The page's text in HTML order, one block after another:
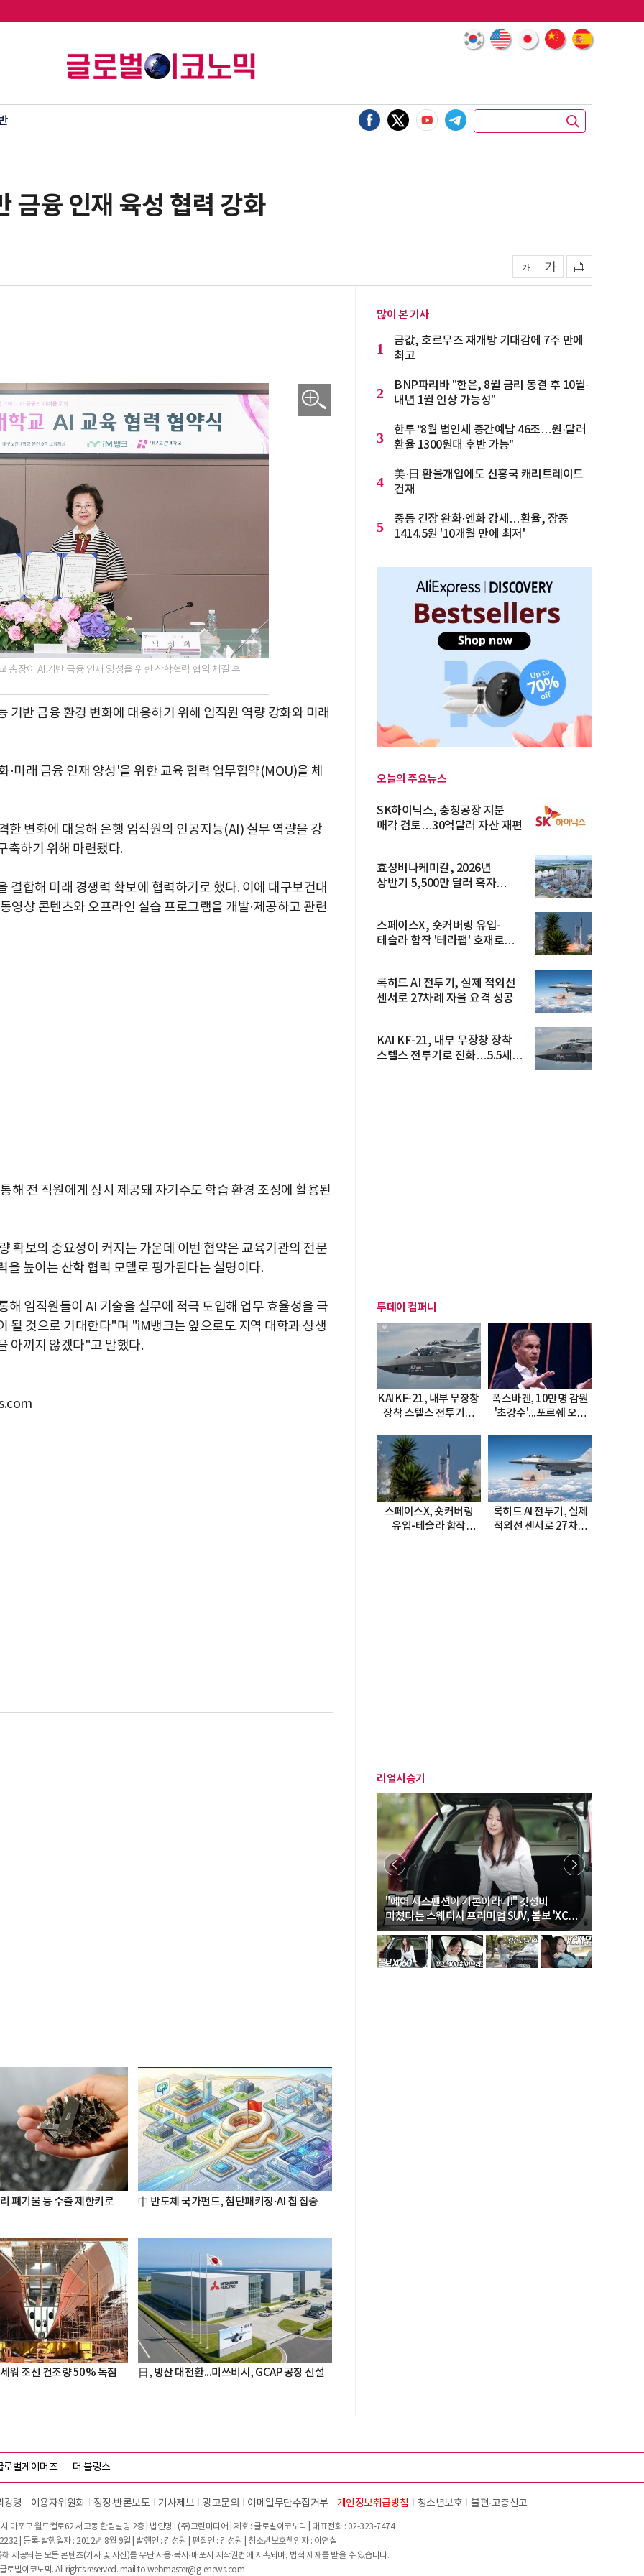
금융 인재 육성 협력 강화
총장이 AI 기반 금융 인재 양성을 위한 산학협력 협약 체결 후
반 금융 환경 변화에 대응하기 위해 임직원 역량 강화와 미래
미래 금융 인재 양성'을 위한 교육 협력 업무협약(MOU)을 체
한 변화에 대응해 은행 임직원의 인공지능(AI) 실무 역량을 강
축하기 위해 마련됐다.
결합해 미래 경쟁력 확보에 협력하기로 했다. 이에 대구보건대
영상 콘텐츠와 오프라인 실습 프로그램을 개발·제공하고 관련
해 전 직원에게 상시 제공돼 자기주도 학습 환경 조성에 활용된
확보의 중요성이 커지는 가운데 이번 협약은 교육기관의 전문
높이는 산학 협력 모델로 평가된다는 설명이다.
임직원들이 AI 기술을 실무에 적극 도입해 업무 효율성을 극
될 것으로 기대한다"며 "iM뱅크는 앞으로도 지역 대학과 상생
아끼지 않겠다"고 말했다.
폐기물 등 수출 제한키로 中 반도체 국가펀드, 첨단패키징·AI 칩 집중
워 조선 건조량 50% 독점 日, 방산 대전환...미쓰비시, GCAP 공장 신설
많이 본 기사
1
금값, 호르무즈 재개방 기대감에 7주 만에
최고
2
BNP파리바 "한은, 8월 금리 동결 후 10월·
내년 1월 인상 가능성"
3
한투 “8월 법인세 중간예납 46조…원·달러
환율 1300원대 후반 가능”
4
美·日 환율개입에도 신흥국 캐리트레이드
건재
5
중동 긴장 완화·엔화 강세…환율, 장중
1414.5원 '10개월 만에 최저'
오늘의 주요뉴스
SK하이닉스, 충칭공장 지분
매각 검토…30억달러 자산 재편
효성비나케미칼, 2026년
상반기 5,500만 달러 흑자
스페이스X, 숏커버링 유입-
테슬라 합작 '테라팹' 호재로
록히드 AI 전투기, 실제 적외선
센서로 27차례 자율 요격 성공
KAI KF-21, 내부 무장창 장착
스텔스 전투기로 진화…5.5세대
투데이 컴퍼니
KAI KF-21, 내부 무장창
장착 스텔스 전투기로
폭스바겐, 10만명 감원
'초강수'...포르쉐 오너
스페이스X, 숏커버링
유입-테슬라 합작
록히드 AI 전투기, 실제
적외선 센서로 27차례
리얼시승기
"에어 서스펜션이 기본이라니!" 갓성비
미쳤다는 스웨디시 프리미엄 SUV, 볼보 'XC60
B5 울트라'
로벌게이머즈 더 블링스
강령 이용자위원회 정정∙반론보도 기사제보 광고문의 이메일무단수집거부 개인정보취급방침 청소년보호 불편∙고충신고
마포구 월드컵로62 서교동 한림빌딩 2층 | 법인명 : (주)그린미디어 | 제호 : 글로벌이코노믹 | 대표전화 : 02-323-7474
| 등록·발행일자 : 2012년 8월 9일 | 발행인 : 김성원 | 편집인 : 김성원 | 청소년보호책임자 : 이연실
제공되는 모든 콘텐츠(기사 및 사진)를 무단 사용·복사·배포시 저작권법에 저촉되며, 법적 제재를 받을 수 있습니다.
로벌이코노믹. All rights reserved. mail to webmaster@g-enews.com